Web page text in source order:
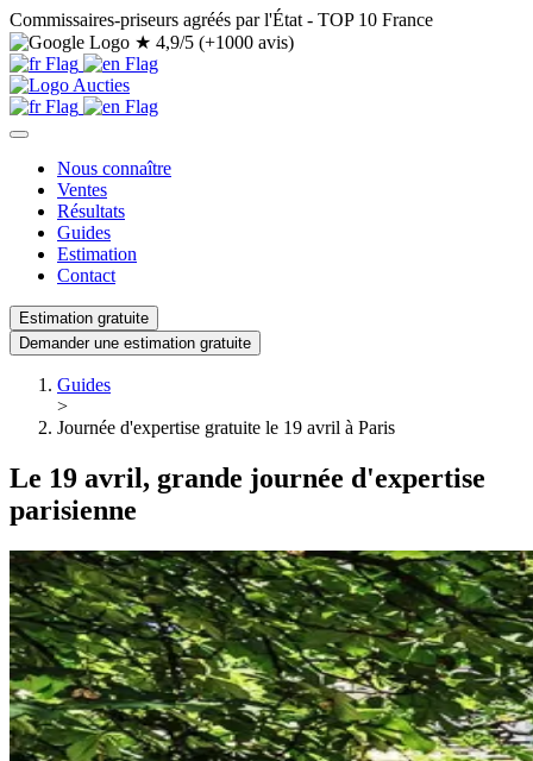
Commissaires-priseurs agréés par l'État - TOP 10 France
★ 4,9/5 (+1000 avis)
Nous connaître
Ventes
Résultats
Guides
Estimation
Contact
Estimation gratuite
Demander une estimation gratuite
Guides
>
Journée d'expertise gratuite le 19 avril à Paris
Le 19 avril, grande journée d'expertise
parisienne